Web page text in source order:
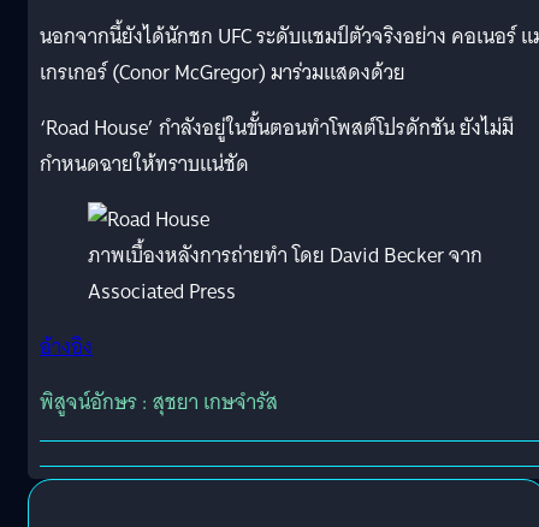
นอกจากนี้ยังได้นักชก UFC ระดับแชมป์ตัวจริงอย่าง คอเนอร์
เกรเกอร์ (Conor McGregor) มาร่วมแสดงด้วย
‘Road House’ กำลังอยู่ในขั้นตอนทำโพสต์โปรดักชัน ยังไม่มี
กำหนดฉายให้ทราบแน่ชัด
ภาพเบื้องหลังการถ่ายทำ โดย David Becker จาก
Associated Press
อ้างอิง
พิสูจน์อักษร : สุชยา เกษจำรัส